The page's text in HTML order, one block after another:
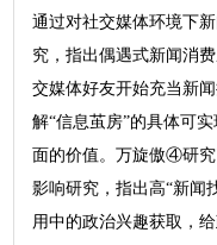
通过对社交媒体环境下
究，指出偶遇式新闻消
交媒体好友开始充当新
解“信息茧房”的具体可
面的价值。万旋傲④研究
影响研究，指出高“新闻
用中的政治兴趣获取，